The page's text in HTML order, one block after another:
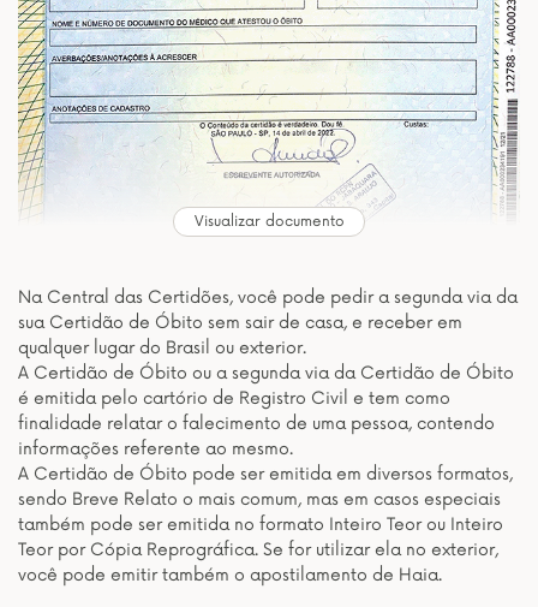
Visualizar documento
Na Central das Certidões, você pode pedir a segunda via da
sua Certidão de Óbito sem sair de casa, e receber em
qualquer lugar do Brasil ou exterior.
A Certidão de Óbito ou a segunda via da Certidão de Óbito
é emitida pelo cartório de Registro Civil e tem como
finalidade relatar o falecimento de uma pessoa, contendo
informações referente ao mesmo.
A Certidão de Óbito pode ser emitida em diversos formatos,
sendo Breve Relato o mais comum, mas em casos especiais
também pode ser emitida no formato Inteiro Teor ou Inteiro
Teor por Cópia Reprográfica. Se for utilizar ela no exterior,
você pode emitir também o apostilamento de Haia.